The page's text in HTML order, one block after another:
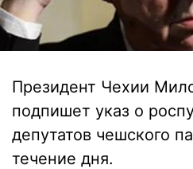
Президент Чехии
подпишет указ о
депутатов чешского
течение дня.